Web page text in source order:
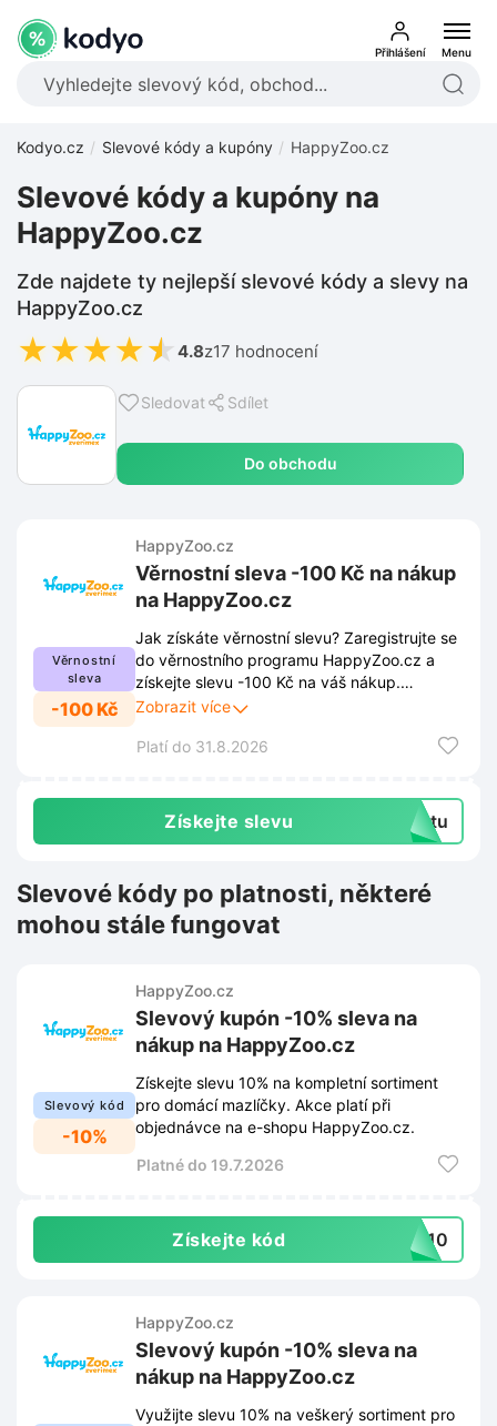
Přihlášení Menu
Kodyo.cz Slevové kódy a kupóny HappyZoo.cz
Sledovat Sdílet
Do obchodu
Slevové kódy a kupóny na
HappyZoo.cz
Zde najdete ty nejlepší slevové kódy a slevy na
HappyZoo.cz
★★★★★ 4.8z17 hodnocení
Věrnostní
sleva
-100 Kč
HappyZoo.cz
Věrnostní sleva -100 Kč na nákup
na HappyZoo.cz
Jak získáte věrnostní slevu? Zaregistrujte se
do věrnostního programu HappyZoo.cz a
získejte slevu -100 Kč na váš nákup.
Věrnostní program přináší exkluzivní výhody
v odkazu.
Zobrazit více
Platí do 31.8.2026
Získejte slevu extu
Slevové kódy po platnosti, některé
mohou stále fungovat
Slevový kód
-10%
HappyZoo.cz
Slevový kupón -10% sleva na
nákup na HappyZoo.cz
Získejte slevu 10% na kompletní sortiment
pro domácí mazlíčky. Akce platí při
objednávce na e-shopu HappyZoo.cz.
Platné do 19.7.2026
Získejte kód PY10
HappyZoo.cz
Slevový kupón -10% sleva na
nákup na HappyZoo.cz
Využijte slevu 10% na veškerý sortiment pro